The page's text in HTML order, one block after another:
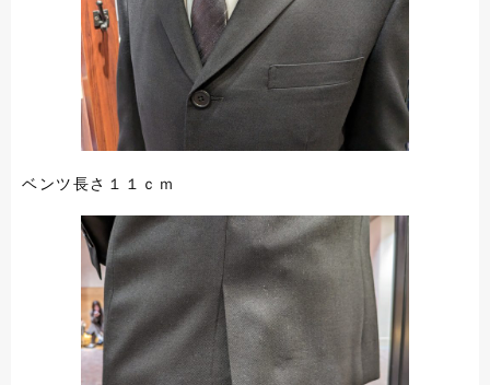
ベンツ長さ１１ｃｍ